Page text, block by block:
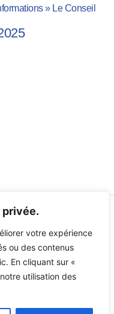
votre expérience
ou des contenus
En cliquant sur «
utilisation des
» Le Conseil